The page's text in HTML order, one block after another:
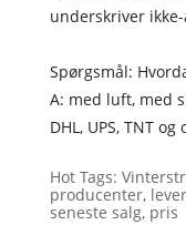
underskriver
Spørgsmål:
A: med luft, med
DHL, UPS, TNT og
Hot Tags:
producenter,
seneste salg, pris